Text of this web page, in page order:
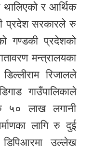
थालिएको र आर्थिक
प्रदेश सरकारले रु
गण्डकी प्रदेशको
मन्त्रालयका
रिजालले
गाउँपालिकाले
रु ५० लाख लगानी
लागि रु दुई
उल्लेख